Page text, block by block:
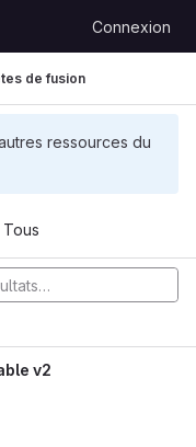
Connexion
ressources du
de fusion
Tous
v2